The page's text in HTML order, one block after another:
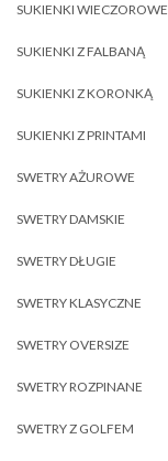
SUKIENKI WIECZOROWE
SUKIENKI Z FALBANĄ
SUKIENKI Z KORONKĄ
SUKIENKI Z PRINTAMI
SWETRY AŻUROWE
SWETRY DAMSKIE
SWETRY DŁUGIE
SWETRY KLASYCZNE
SWETRY OVERSIZE
SWETRY ROZPINANE
SWETRY Z GOLFEM